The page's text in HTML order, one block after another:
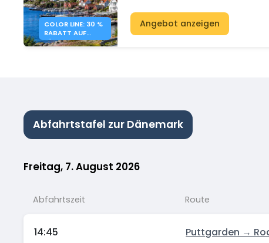
COLOR LINE: 30 %
RABATT AUF
FÄHREN
Angebot anzeigen
Abfahrtstafel zur Dänemark
Freitag, 7. August 2026
Abfahrtszeit Route
14:45 Puttgarden →